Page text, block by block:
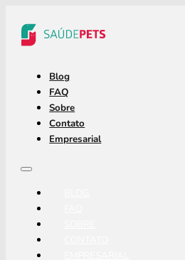
Blog
FAQ
Sobre
Contato
Empresarial